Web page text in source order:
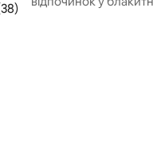
оцінка: 4,68 з 5, відгуки: